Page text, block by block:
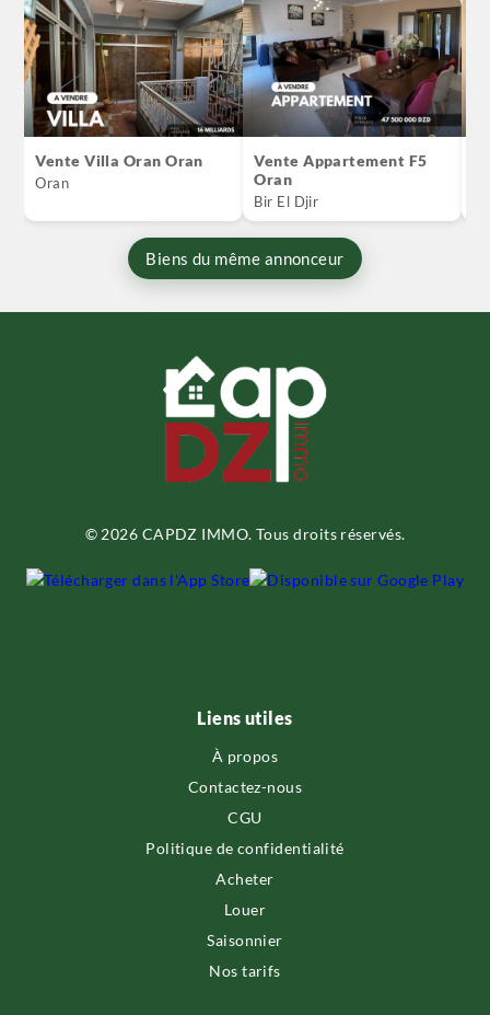
Vente Villa Oran Oran
Oran
Vente Appartement F5
Oran
Bir El Djir
Biens du même annonceur
© 2026 CAPDZ IMMO. Tous droits réservés.
Liens utiles
À propos
Contactez-nous
CGU
Politique de confidentialité
Acheter
Louer
Saisonnier
Nos tarifs